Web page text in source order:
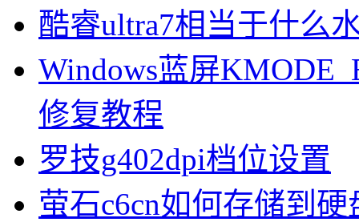
酷睿ultra7相当于什么
Windows蓝屏
修复教程
罗技g402dpi档位设置
萤石c6cn如何存储到硬